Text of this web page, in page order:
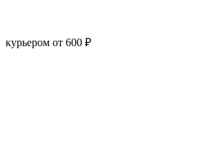
курьером от 600 ₽